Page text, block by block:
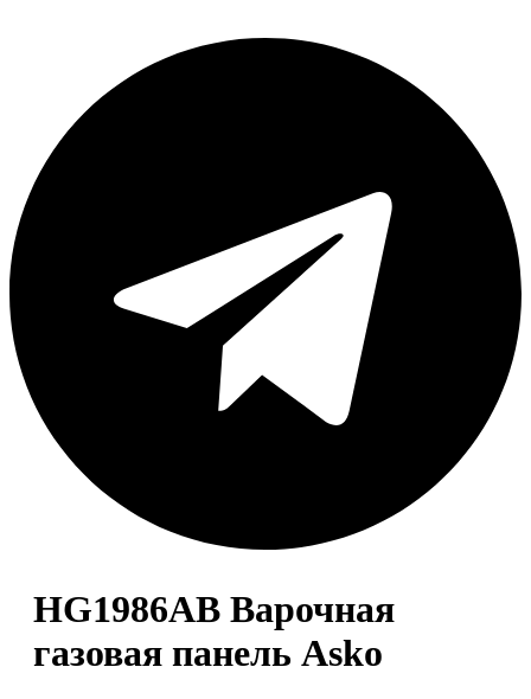
HG1986AB Варочная
газовая панель Asko